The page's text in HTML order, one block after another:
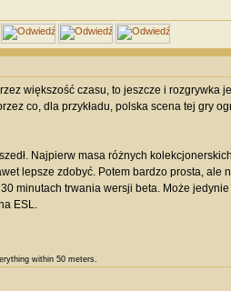
większość czasu, to jeszcze i rozgrywka
co, dla przykładu, polska scena tej gry
Najpierw masa różnych
lepsze zdobyć. Potem bardzo prosta, ale
minutach trwania wersji beta. Może
ESL.
within 50 meters.